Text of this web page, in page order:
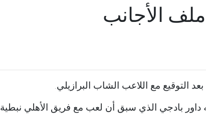
الأجانب
التوقيع مع اللاعب الشاب البرازيلي.
داور بادجي الذي سبق أن لعب مع فريق الأهلي نبطية